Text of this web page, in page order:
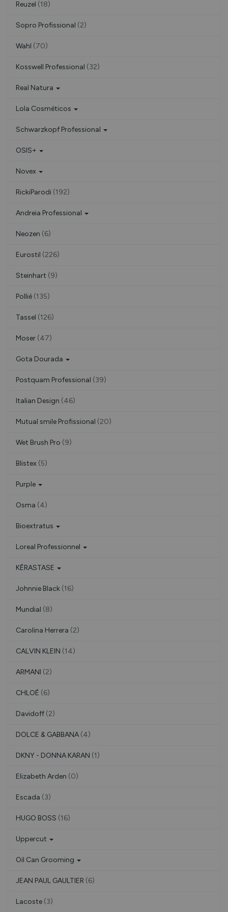
Reuzel (18)
Sopro Profissional (2)
Wahl (70)
Kosswell Professional (32)
Real Natura
Lola Cosméticos
Schwarzkopf Professional
OSIS+
Novex
RickiParodi (192)
Andreia Professional
Neozen (6)
Eurostil (226)
Steinhart (9)
Pollié (135)
Tassel (126)
Moser (47)
Gota Dourada
Postquam Professional (39)
Italian Design (46)
Mutual smile Profissional (20)
Wet Brush Pro (9)
Blistex (5)
Purple
Osma (4)
Bioextratus
Loreal Professionnel
KÉRASTASE
Johnnie Black (16)
Mundial (8)
Carolina Herrera (2)
CALVIN KLEIN (14)
ARMANI (2)
CHLOÉ (6)
Davidoff (2)
DOLCE & GABBANA (4)
DKNY - DONNA KARAN (1)
Elizabeth Arden (0)
Escada (3)
HUGO BOSS (16)
Uppercut
Oil Can Grooming
JEAN PAUL GAULTIER (6)
Lacoste (3)